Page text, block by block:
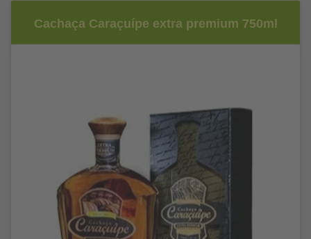
Cachaça Caraçuípe extra premium 750ml